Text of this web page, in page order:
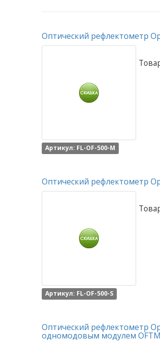
Оптический рефлектометр
Артикул: FL-OF-500-M
Оптический рефлектометр
Артикул: FL-OF-500-S
Оптический рефлектометр
одномодовым модулем